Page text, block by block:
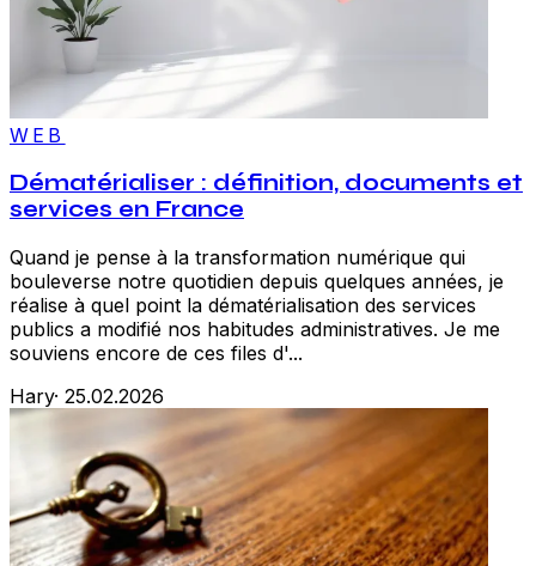
WEB
Dématérialiser : définition, documents et
services en France
Quand je pense à la transformation numérique qui
bouleverse notre quotidien depuis quelques années, je
réalise à quel point la dématérialisation des services
publics a modifié nos habitudes administratives. Je me
souviens encore de ces files d'...
Hary· 25.02.2026